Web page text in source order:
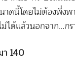
ดนี้โดยไม่ต้องพึ่งพ
ได้แล้วนอกจาก…ก
า 140